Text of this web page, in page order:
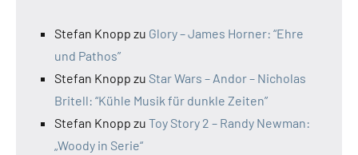
Stefan Knopp zu Glory – James Horner: “Ehre
und Pathos”
Stefan Knopp zu Star Wars – Andor – Nicholas
Britell: “Kühle Musik für dunkle Zeiten”
Stefan Knopp zu Toy Story 2 – Randy Newman:
„Woody in Serie“